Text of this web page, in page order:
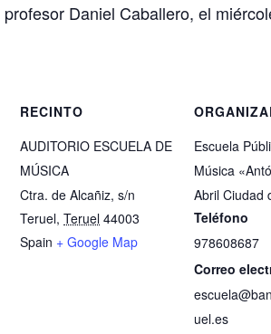
profesor Daniel Caballero, el
RECINTO
AUDITORIO ESCUELA DE
MÚSICA
Ctra. de Alcañiz, s/n
Teruel, Teruel 44003
Spain + Google Map
Escuela
Música
Abril Ciudad
Teléfono
978608687
Correo
uel.es